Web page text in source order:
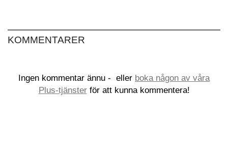
KOMMENTARER
Ingen kommentar ännu - eller boka någon av våra
Plus-tjänsterför att kunna kommentera!